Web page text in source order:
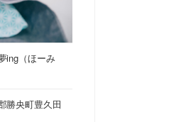
ing（ほーみ
勝央町豊久田